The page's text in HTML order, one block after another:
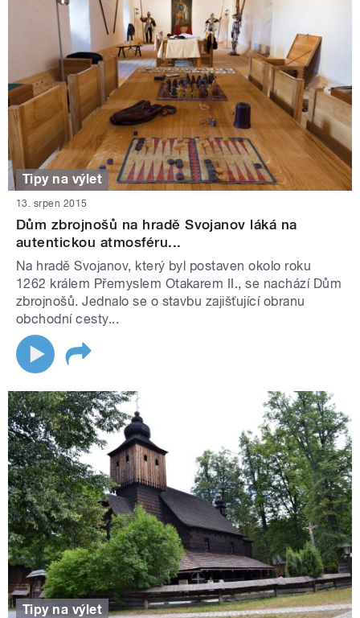
Tipy na výlet
13. srpen 2015
Dům zbrojnošů na hradě Svojanov láká na
autentickou atmosféru...
Na hradě Svojanov, který byl postaven okolo roku
1262 králem Přemyslem Otakarem II., se nachází Dům
zbrojnošů. Jednalo se o stavbu zajišťující obranu
obchodní cesty...
Tipy na výlet